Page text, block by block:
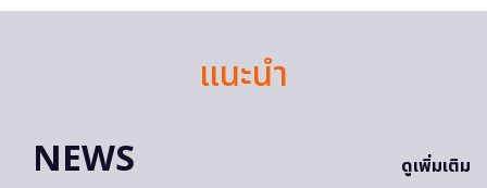
แนะนำ
NEWS
ดูเพิ่มเติม